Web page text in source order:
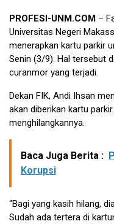
PROFESI-UNM.COM –
Universitas Negeri
menerapkan kartu parkir
Senin (3/9). Hal tersebut
curanmor yang terjadi.
Dekan FIK, Andi Ihsan
akan diberikan kartu
menghilangkannya.
Baca Juga Berita :
Korupsi
“Bagi yang kasih hilang,
Sudah ada tertera di